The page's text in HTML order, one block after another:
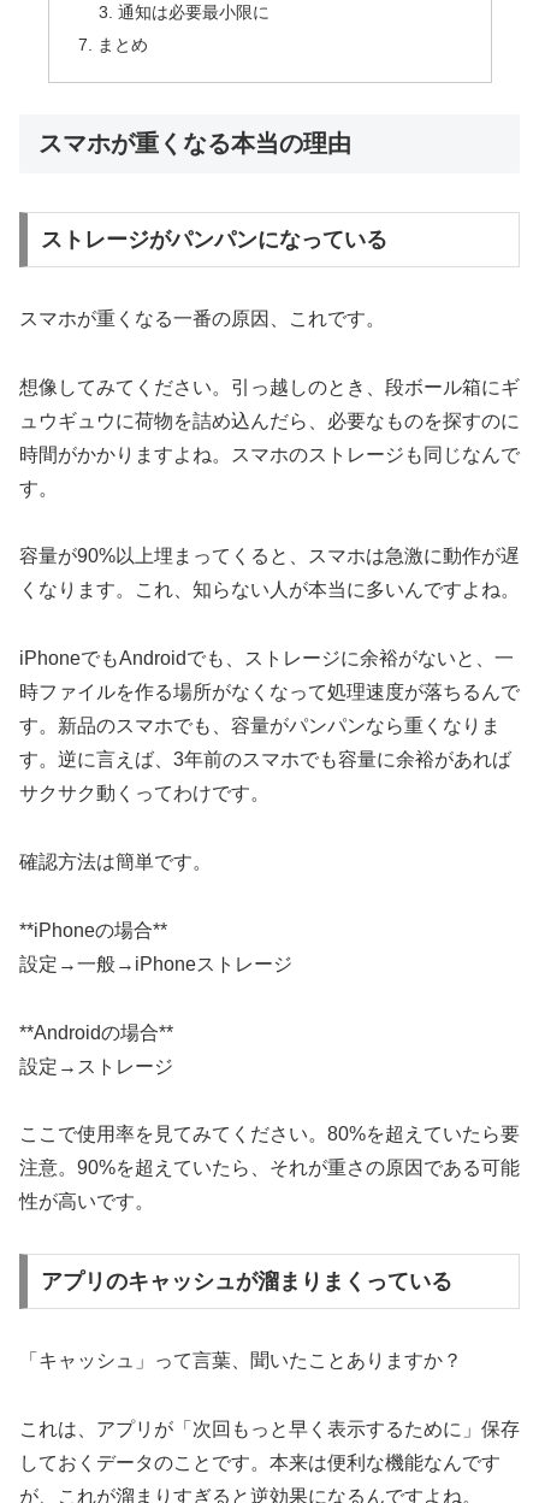
通知は必要最小限に
まとめ
スマホが重くなる本当の理由
ストレージがパンパンになっている
スマホが重くなる一番の原因、これです。
想像してみてください。引っ越しのとき、段ボール箱にギ
ュウギュウに荷物を詰め込んだら、必要なものを探すのに
時間がかかりますよね。スマホのストレージも同じなんで
す。
容量が90%以上埋まってくると、スマホは急激に動作が遅
くなります。これ、知らない人が本当に多いんですよね。
iPhoneでもAndroidでも、ストレージに余裕がないと、一
時ファイルを作る場所がなくなって処理速度が落ちるんで
す。新品のスマホでも、容量がパンパンなら重くなりま
す。逆に言えば、3年前のスマホでも容量に余裕があれば
サクサク動くってわけです。
確認方法は簡単です。
**iPhoneの場合**
設定→一般→iPhoneストレージ
**Androidの場合**
設定→ストレージ
ここで使用率を見てみてください。80%を超えていたら要
注意。90%を超えていたら、それが重さの原因である可能
性が高いです。
アプリのキャッシュが溜まりまくっている
「キャッシュ」って言葉、聞いたことありますか？
これは、アプリが「次回もっと早く表示するために」保存
しておくデータのことです。本来は便利な機能なんです
が、これが溜まりすぎると逆効果になるんですよね。